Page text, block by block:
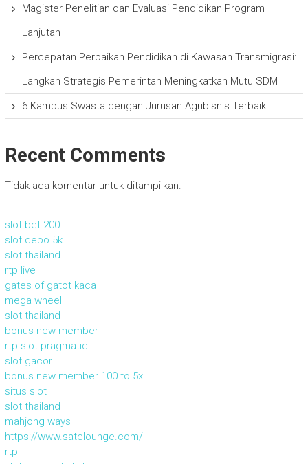
Magister Penelitian dan Evaluasi Pendidikan Program
Lanjutan
Percepatan Perbaikan Pendidikan di Kawasan Transmigrasi:
Langkah Strategis Pemerintah Meningkatkan Mutu SDM
6 Kampus Swasta dengan Jurusan Agribisnis Terbaik
Recent Comments
Tidak ada komentar untuk ditampilkan.
slot bet 200
slot depo 5k
slot thailand
rtp live
gates of gatot kaca
mega wheel
slot thailand
bonus new member
rtp slot pragmatic
slot gacor
bonus new member 100 to 5x
situs slot
slot thailand
mahjong ways
https://www.satelounge.com/
rtp